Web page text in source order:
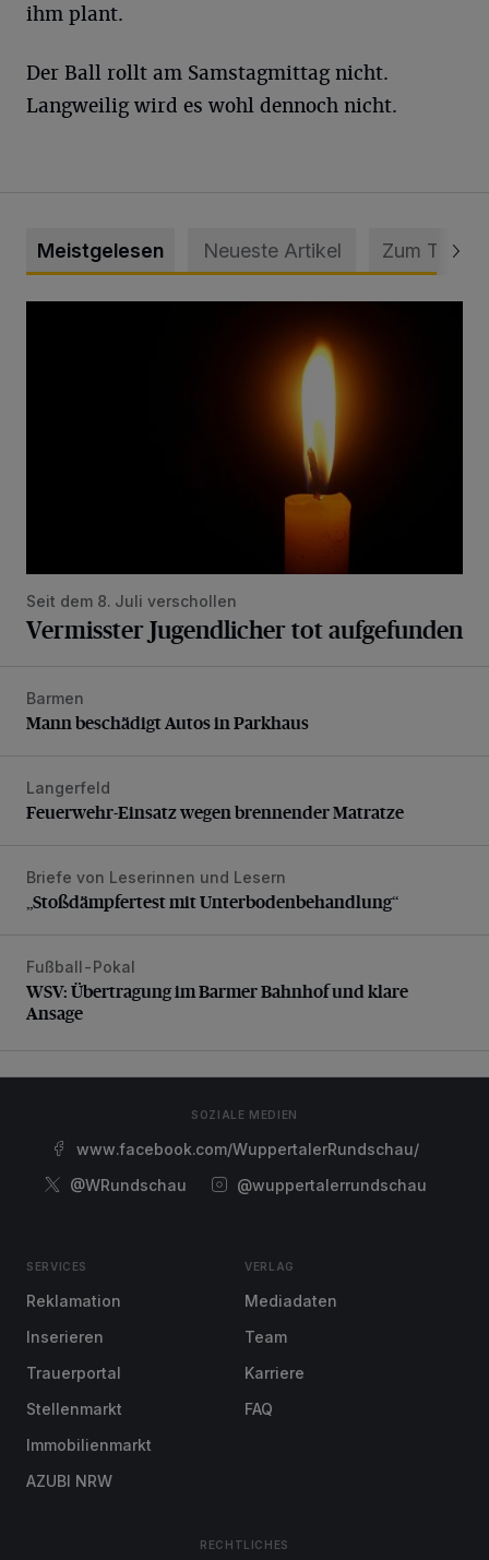
ihm plant.
Der Ball rollt am Samstagmittag nicht.
Langweilig wird es wohl dennoch nicht.
Meistgelesen Neueste Artikel Zum Thema
Seit dem 8. Juli verschollen
Vermisster Jugendlicher tot aufgefunden
Mann beschädigt Autos in Parkhaus
Barmen
Mann beschädigt Autos in Parkhaus
Feuerwehr-Einsatz wegen brennender Matratze
Langerfeld
Feuerwehr-Einsatz wegen brennender Matratze
„Stoßdämpfertest mit Unterbodenbehandlung“
Briefe von Leserinnen und Lesern
„Stoßdämpfertest mit Unterbodenbehandlung“
WSV: Übertragung im Barmer Bahnhof und klare Ansage
Fußball-Pokal
WSV: Übertragung im Barmer Bahnhof und klare
Ansage
SOZIALE MEDIEN
www.facebook.com/WuppertalerRundschau/
@WRundschau
@wuppertalerrundschau
SERVICES
Reklamation
Inserieren
Trauerportal
Stellenmarkt
Immobilienmarkt
AZUBI NRW
VERLAG
Mediadaten
Team
Karriere
FAQ
RECHTLICHES